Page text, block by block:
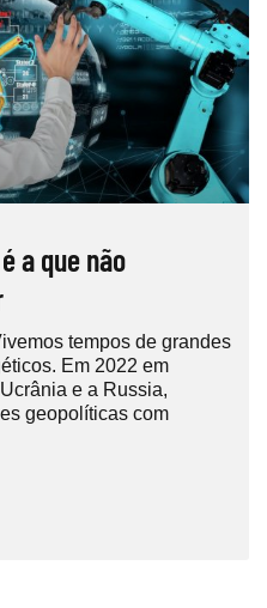
a que não
tempos de grandes
Em 2022 em
e a Russia,
geopolíticas com